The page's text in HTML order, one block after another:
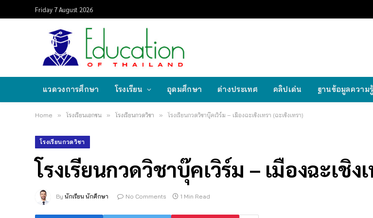
Friday 7 August 2026
แวดวงการศึกษา โรงเรียน อุดมศึกษา ต่างประเทศ คลิปเด่น ฐานข้อมูลความรู้
Home » โรงเรียนเอกชน » โรงเรียนกวดวิชา » โรงเรียนกวดวิชาบุ๊คเวิร์ม – เมืองฉะเชิงเทรา (ฉะเชิงเทรา)
โรงเรียนกวดวิชา
โรงเรียนกวดวิชาบุ๊คเวิร์ม – เมืองฉะเชิง
By นักเรียน นักศึกษา No Comments 1 Min Read